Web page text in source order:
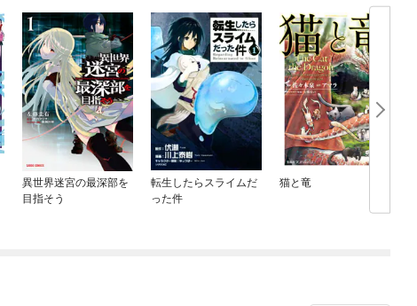
異世界迷宮の最深部を
目指そう
転生したらスライムだ
った件
猫と竜